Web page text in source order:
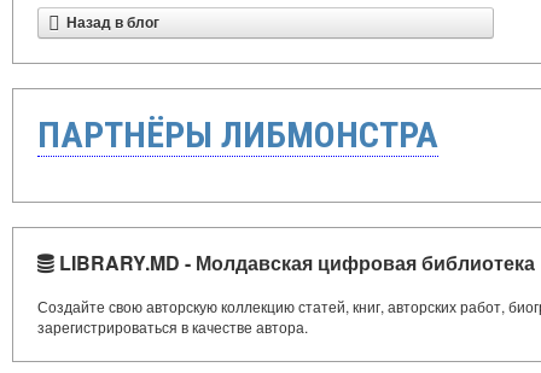
Назад в блог
ПАРТНЁРЫ ЛИБМОНСТРА
LIBRARY.MD - Молдавская цифровая библиотека
Создайте свою авторскую коллекцию статей, книг, авторских работ,
зарегистрироваться в качестве автора.